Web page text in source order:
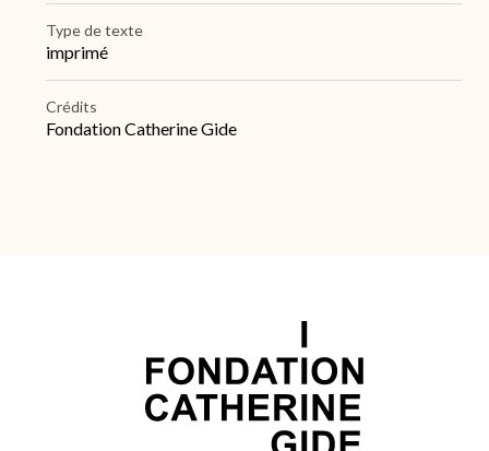
Type de texte
imprimé
Crédits
Fondation Catherine Gide